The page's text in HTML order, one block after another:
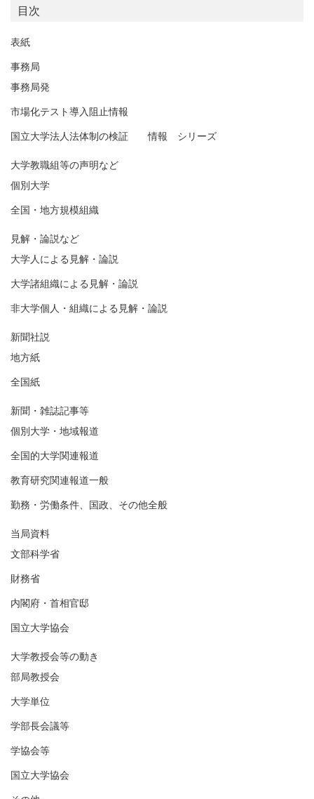
目次
表紙
事務局
事務局発
市場化テスト導入阻止情報
国立大学法人法体制の検証 情報 シリーズ
大学教職組等の声明など
個別大学
全国・地方規模組織
見解・論説など
大学人による見解・論説
大学諸組織による見解・論説
非大学個人・組織による見解・論説
新聞社説
地方紙
全国紙
新聞・雑誌記事等
個別大学・地域報道
全国的大学関連報道
教育研究関連報道一般
勤務・労働条件、国政、その他全般
当局資料
文部科学省
財務省
内閣府・首相官邸
国立大学協会
大学教授会等の動き
部局教授会
大学単位
学部長会議等
学協会等
国立大学協会